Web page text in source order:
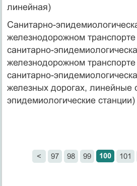
линейная)
Санитарно-
железнодорожном
санитарно-
железнодорожном
санитарно-
железных дорогах, линейные
эпидемиологические станции)
< 97 98 99 100 101